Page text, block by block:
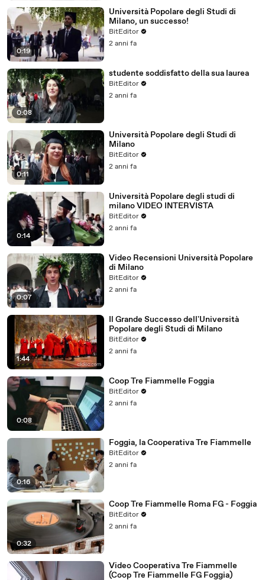
0:19
Università Popolare degli Studi di
Milano, un successo!
BitEditor
2 anni fa
0:08
studente soddisfatto della sua laurea
BitEditor
2 anni fa
0:11
Università Popolare degli Studi di
Milano
BitEditor
2 anni fa
0:14
Università Popolare degli studi di
milano VIDEO INTERVISTA
BitEditor
2 anni fa
0:07
Video Recensioni Università Popolare
di Milano
BitEditor
2 anni fa
1:44
Il Grande Successo dell'Università
Popolare degli Studi di Milano
BitEditor
2 anni fa
0:08
Coop Tre Fiammelle Foggia
BitEditor
2 anni fa
0:16
Foggia, la Cooperativa Tre Fiammelle
BitEditor
2 anni fa
0:32
Coop Tre Fiammelle Roma FG - Foggia
BitEditor
2 anni fa
Video Cooperativa Tre Fiammelle
(Coop Tre Fiammelle FG Foggia)